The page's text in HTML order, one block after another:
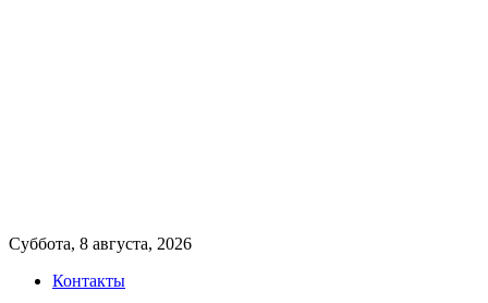
Суббота, 8 августа, 2026
Контакты